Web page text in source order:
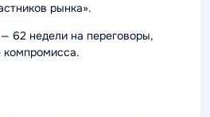
рынка».
62 недели на переговоры,
компромисса.